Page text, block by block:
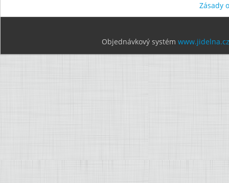
Zásady
Objednávkový systém www.jidelna.cz